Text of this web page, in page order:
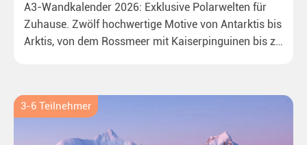
A3-Wandkalender 2026: Exklusive Polarwelten für
Zuhause. Zwölf hochwertige Motive von Antarktis bis
Arktis, von dem Rossmeer mit Kaiserpinguinen bis zu
3-6 Teilnehmer